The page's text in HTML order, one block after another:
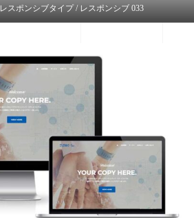
レスポンシブタイプ/ レスポンシブ 033